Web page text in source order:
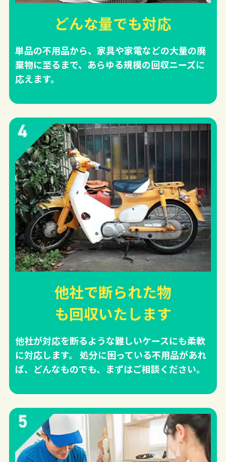
どんな量でも対応
単品の不用品から、家具や家電などの大量の廃
棄物に至るまで、あらゆる規模の回収ニーズに
応えます。
他社で断られた物
も回収いたします
他社が対応を断るような難しいケースにも柔軟
に対応します。 処分に困っている不用品があれ
ば、どんなものでも、まずはご相談ください。